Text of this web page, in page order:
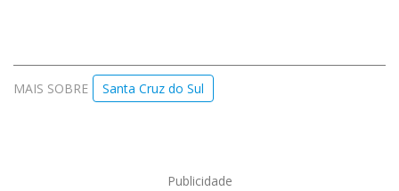
MAIS SOBRE Santa Cruz do Sul
Publicidade